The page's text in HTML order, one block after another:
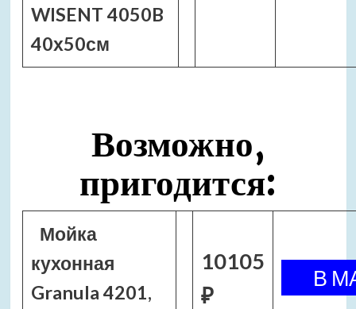
WISENT 4050B
40х50см
Возможно,
пригодится:
Мойка
кухонная
Granula 4201,
10105
₽